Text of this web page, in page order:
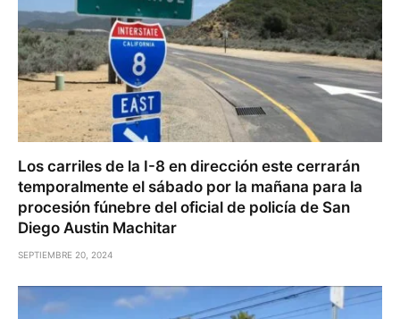
Los carriles de la I-8 en dirección este cerrarán
temporalmente el sábado por la mañana para la
procesión fúnebre del oficial de policía de San
Diego Austin Machitar
SEPTIEMBRE 20, 2024